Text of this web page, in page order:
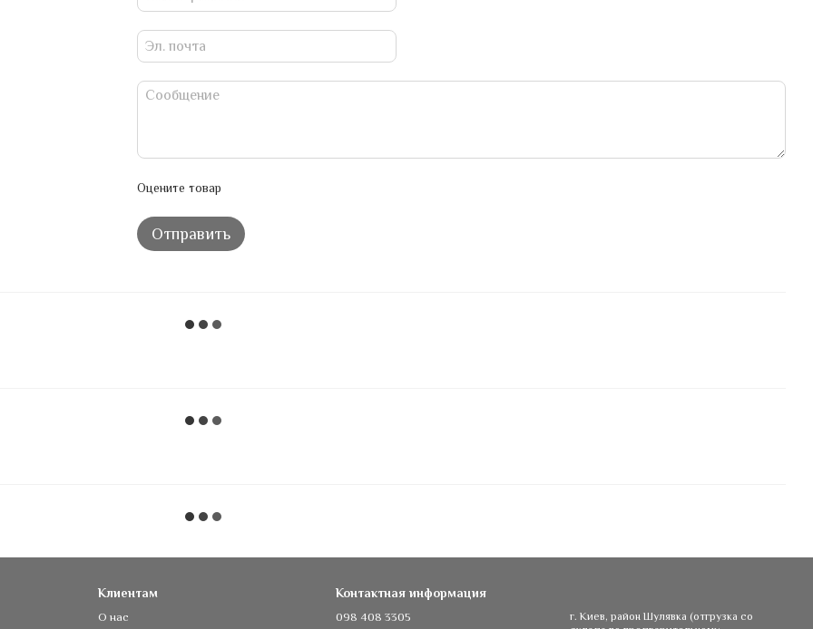
Оцените товар
Отправить
Клиентам
О нас
Контактная информация
098 408 3305
г. Киев, район Шулявка (отгрузка со